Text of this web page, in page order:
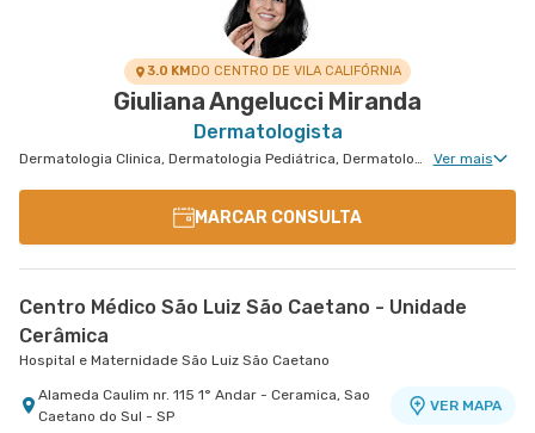
3.0 KMDO CENTRO DE VILA CALIFÓRNIA
Giuliana Angelucci Miranda
Dermatologista
Dermatologia Clinica, Dermatologia Pediátrica, Dermatologia Tricologia, Dermatologia de Tratamento de Psoríase, Dermatologia Tratamento de Dermatite Atópica, Dermatologiatratamento de Urticária Crônica, Dermatologia de Tratamento de Hidradenite Ver mais
MARCAR CONSULTA
Centro Médico São Luiz São Caetano - Unidade
Cerâmica
Hospital e Maternidade São Luiz São Caetano
Alameda Caulim nr. 115 1° Andar - Ceramica, Sao
Caetano do Sul - SP
VER MAPA